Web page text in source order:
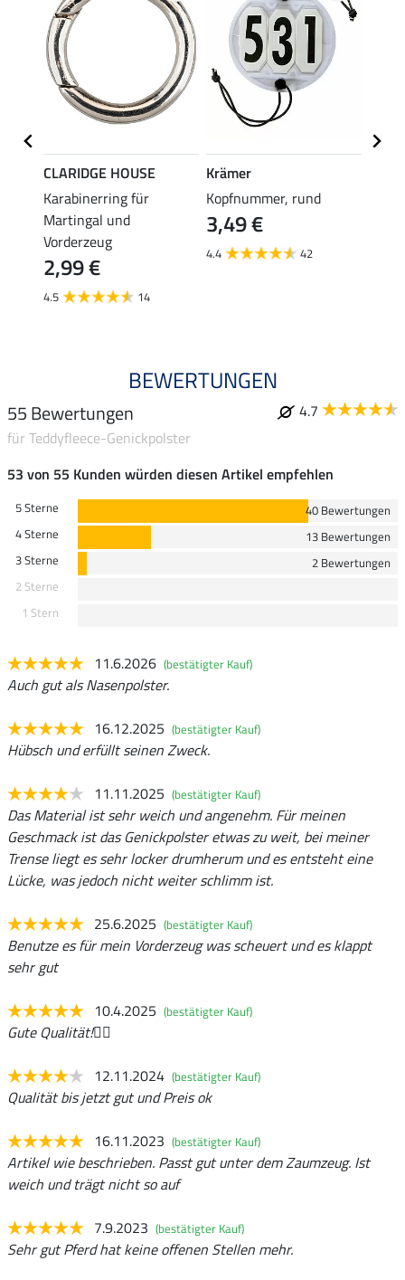
CLARIDGE HOUSE
Karabinerring für
Martingal und
Vorderzeug
2,99 €
4.5 14
Krämer
Kopfnummer, rund
3,49 €
4.4 42
BEWERTUNGEN
55 Bewertungen
4.7
für Teddyfleece-Genickpolster
53 von 55 Kunden würden diesen Artikel empfehlen
5 Sterne
40 Bewertungen
4 Sterne
13 Bewertungen
3 Sterne
2 Bewertungen
2 Sterne
1 Stern
11.6.2026 (bestätigter Kauf)
Auch gut als Nasenpolster.
16.12.2025 (bestätigter Kauf)
Hübsch und erfüllt seinen Zweck.
11.11.2025 (bestätigter Kauf)
Das Material ist sehr weich und angenehm. Für meinen
Geschmack ist das Genickpolster etwas zu weit, bei meiner
Trense liegt es sehr locker drumherum und es entsteht eine
Lücke, was jedoch nicht weiter schlimm ist.
25.6.2025 (bestätigter Kauf)
Benutze es für mein Vorderzeug was scheuert und es klappt
sehr gut
10.4.2025 (bestätigter Kauf)
Gute Qualität!👍🏼
12.11.2024 (bestätigter Kauf)
Qualität bis jetzt gut und Preis ok
16.11.2023 (bestätigter Kauf)
Artikel wie beschrieben. Passt gut unter dem Zaumzeug. Ist
weich und trägt nicht so auf
7.9.2023 (bestätigter Kauf)
Sehr gut Pferd hat keine offenen Stellen mehr.